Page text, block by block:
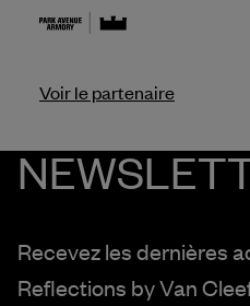
Voir le partenaire
Recevez les dernières
Reflections byVan